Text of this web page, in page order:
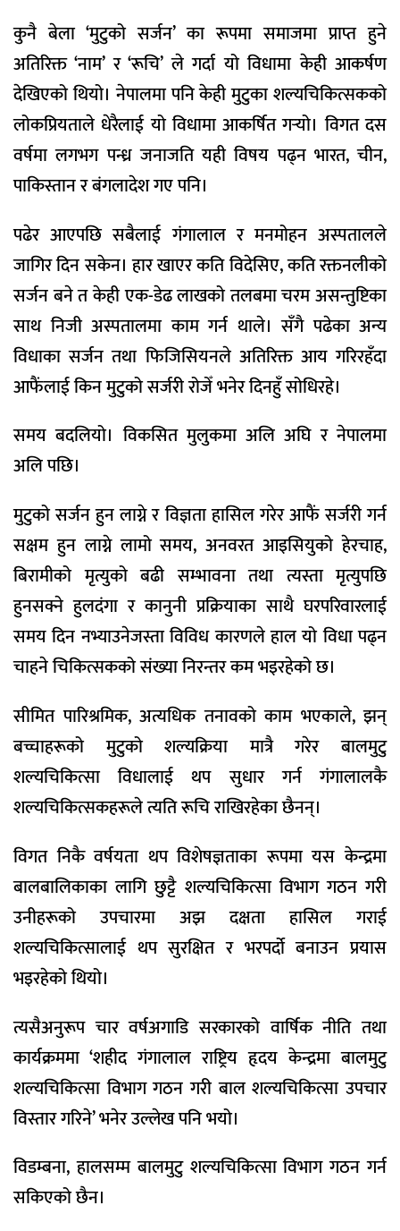
कुनै बेला ‘मुटुको सर्जन’ का रूपमा समाजमा प्राप्त हुने
अतिरिक्त ‘नाम’ र ‘रूचि’ ले गर्दा यो विधामा केही आकर्षण
देखिएको थियो। नेपालमा पनि केही मुटुका शल्यचिकित्सकको
लोकप्रियताले धेरैलाई यो विधामा आकर्षित गर्‍यो। विगत दस
वर्षमा लगभग पन्ध्र जनाजति यही विषय पढ्न भारत, चीन,
पाकिस्तान र बंगलादेश गए पनि।
पढेर आएपछि सबैलाई गंगालाल र मनमोहन अस्पतालले
जागिर दिन सकेन। हार खाएर कति विदेसिए, कति रक्तनलीको
सर्जन बने त केही एक-डेढ लाखको तलबमा चरम असन्तुष्टिका
साथ निजी अस्पतालमा काम गर्न थाले। सँगै पढेका अन्य
विधाका सर्जन तथा फिजिसियनले अतिरिक्त आय गरिरहँदा
आफैंलाई किन मुटुको सर्जरी रोजेँ भनेर दिनहुँ सोधिरहे।
समय बदलियो। विकसित मुलुकमा अलि अघि र नेपालमा
अलि पछि।
मुटुको सर्जन हुन लाग्ने र विज्ञता हासिल गरेर आफैं सर्जरी गर्न
सक्षम हुन लाग्ने लामो समय, अनवरत आइसियुको हेरचाह,
बिरामीको मृत्युको बढी सम्भावना तथा त्यस्ता मृत्युपछि
हुनसक्ने हुलदंगा र कानुनी प्रक्रियाका साथै घरपरिवारलाई
समय दिन नभ्याउनेजस्ता विविध कारणले हाल यो विधा पढ्न
चाहने चिकित्सकको संख्या निरन्तर कम भइरहेको छ।
सीमित पारिश्रमिक, अत्यधिक तनावको काम भएकाले, झन्
बच्चाहरूको मुटुको शल्यक्रिया मात्रै गरेर बालमुटु
शल्यचिकित्सा विधालाई थप सुधार गर्न गंगालालकै
शल्यचिकित्सकहरूले त्यति रूचि राखिरहेका छैनन्।
विगत निकै वर्षयता थप विशेषज्ञताका रूपमा यस केन्द्रमा
बालबालिकाका लागि छुट्टै शल्यचिकित्सा विभाग गठन गरी
उनीहरूको उपचारमा अझ दक्षता हासिल गराई
शल्यचिकित्सालाई थप सुरक्षित र भरपर्दो बनाउन प्रयास
भइरहेको थियो।
त्यसैअनुरूप चार वर्षअगाडि सरकारको वार्षिक नीति तथा
कार्यक्रममा ‘शहीद गंगालाल राष्ट्रिय हृदय केन्द्रमा बालमुटु
शल्यचिकित्सा विभाग गठन गरी बाल शल्यचिकित्सा उपचार
विस्तार गरिने’ भनेर उल्लेख पनि भयो।
विडम्बना, हालसम्म बालमुटु शल्यचिकित्सा विभाग गठन गर्न
सकिएको छैन।